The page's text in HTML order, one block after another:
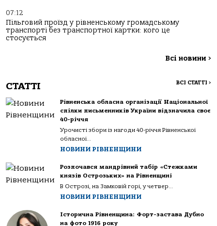
07:12
Пільговий проїзд у рівненському громадському
транспорті без транспортної картки: кого це
стосується
Всі новини >
СТАТТІ ВСІ СТАТТІ >
Рівненська обласна організації Національної
спілки письменників України відзначила своє
40-річчя
Урочисті збори із нагоди 40-річчя Рівненської
обласної...
НОВИНИ РІВНЕНЩИНИ
Розпочався мандрівний табір «Стежками
князів Острозьких» на Рівненщині
В Острозі, на Замковій горі, у четвер...
НОВИНИ РІВНЕНЩИНИ
Історична Рівненщина: Форт-застава Дубно
на фото 1916 року